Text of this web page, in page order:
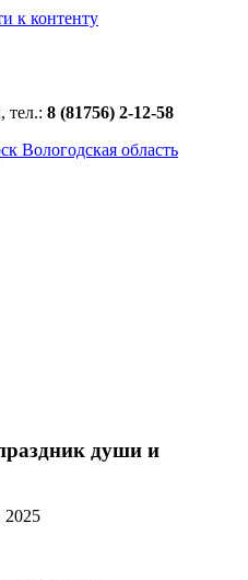
к контенту
, тел.: 8 (81756) 2-12-58
души и
2025